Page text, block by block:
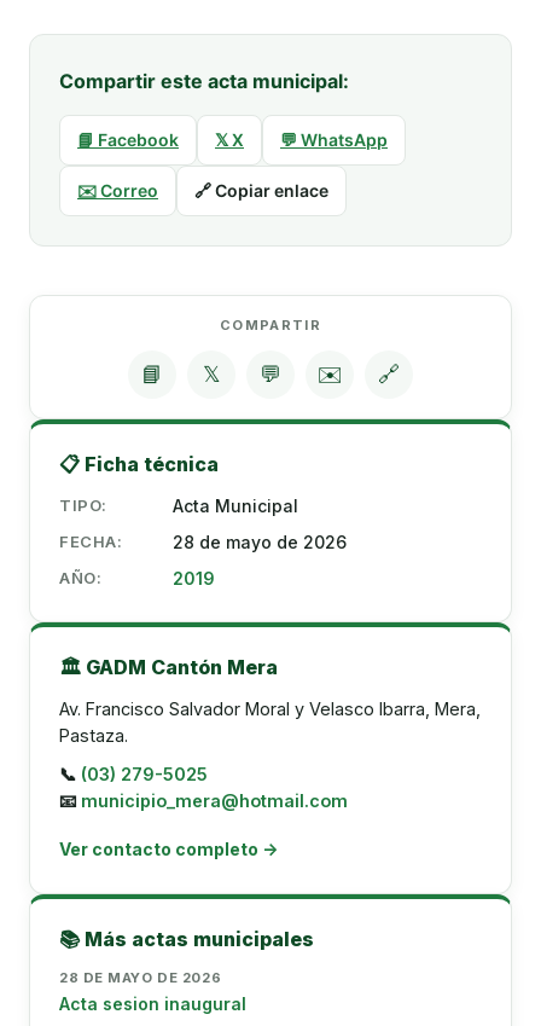
Compartir este acta municipal:
📘 Facebook 𝕏 X 💬 WhatsApp
✉️ Correo 🔗 Copiar enlace
COMPARTIR
📘 𝕏 💬 ✉️ 🔗
📋 Ficha técnica
TIPO: Acta Municipal
FECHA: 28 de mayo de 2026
AÑO: 2019
🏛️ GADM Cantón Mera
Av. Francisco Salvador Moral y Velasco Ibarra, Mera,
Pastaza.
📞 (03) 279-5025
📧 municipio_mera@hotmail.com
Ver contacto completo →
📚 Más actas municipales
28 DE MAYO DE 2026
Acta sesion inaugural